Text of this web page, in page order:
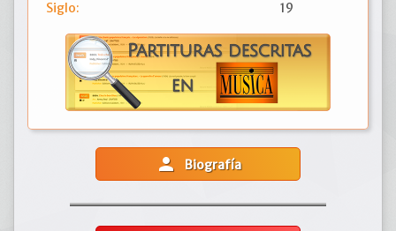
Siglo: 19
person Biografía